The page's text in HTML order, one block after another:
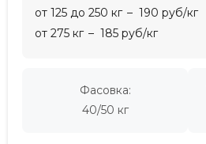
Фасовка:
40/50 кг
от 125 до 250 кг
190 руб/кг
от 275 кг
185 руб/кг